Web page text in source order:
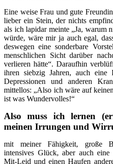
Eine weise Frau und gute
lieber ein Stein, der nichts
als ich lapidar meinte „Ja, warum
würde, wäre mir ja auch egal,
deswegen eine sonderbare
menschlichen Sicht darüber
verlieren hätte“. Daraufhin
ihren siebzig Jahren, auch eine
Depressionen und anderen
mittellos: „Also ich wäre auf
ist was Wundervolles!“
Also muss ich lernen
meinen Irrungen und
mit meiner Fähigkeit, große
intensives Glück, aber auch eine
Mit-Leid und einen Haufen